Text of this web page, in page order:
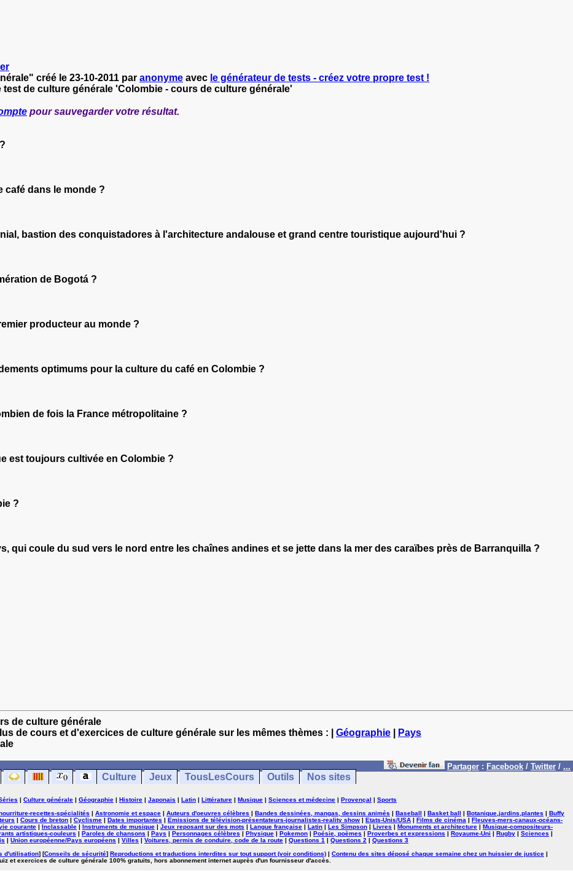
créé le 23-10-2011 par anonyme avec le générateur de tests - créez votre propre test !
test de culture générale 'Colombie - cours de culture générale'
pour sauvegarder votre résultat.
café dans le monde ?
bastion des conquistadores à l'architecture andalouse et grand centre touristique aujourd'hui ?
de Bogotá ?
producteur au monde ?
optimums pour la culture du café en Colombie ?
de fois la France métropolitaine ?
est toujours cultivée en Colombie ?
?
qui coule du sud vers le nord entre les chaînes andines et se jette dans la mer des caraïbes près de Barranquilla ?
de culture générale
de cours et d'exercices de culture générale sur les mêmes thèmes : | Géographie
Pays
Partager : Facebook / Twitter / ...
Culture Jeux TousLesCours Outils Nos sites
| Culture générale | Géographie | Histoire | Japonais | Latin | Littérature | Musique | Sciences et médecine | Provençal | Sports
recettes-spécialités | Astronomie et espace | Auteurs d'oeuvres célèbres | Bandes dessinées, mangas, dessins animés | Baseball | Basket ball | Botanique,jardins,plantes | Buffy
| Cours de breton | Cyclisme | Dates importantes | Emissions de télévision-présentateurs-journalistes-reality show | Etats-Unis/USA | Films de cinéma | Fleuves-mers-canaux-océans-
courante | Inclassable | Instruments de musique | Jeux reposant sur des mots | Langue française | Latin | Les Simpson | Livres | Monuments et architecture | Musique-compositeurs-
artistiques-couleurs | Paroles de chansons | Pays | Personnages célèbres | Physique | Pokemon | Poésie, poèmes | Proverbes et expressions | Royaume-Uni | Rugby | Sciences |
| Union européenne/Pays européens | Villes | Voitures, permis de conduire, code de la route | Questions 1 | Questions 2 | Questions 3
d'utilisation] [Conseils de sécurité] Reproductions et traductions interdites sur tout support (voir conditions) | Contenu des sites déposé chaque semaine chez un huissier de justice |
et exercices de culture générale 100% gratuits, hors abonnement internet auprès d'un fournisseur d'accès.